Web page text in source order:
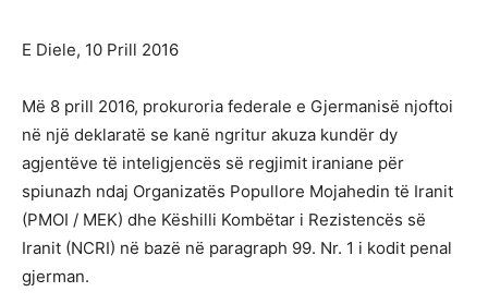
E Diele, 10 Prill 2016
Më 8 prill 2016, prokuroria federale e Gjermanisë njoftoi
në një deklaratë se kanë ngritur akuza kundër dy
agjentëve të inteligjencës së regjimit iraniane për
spiunazh ndaj Organizatës Popullore Mojahedin të Iranit
(PMOI / MEK) dhe Këshilli Kombëtar i Rezistencës së
Iranit (NCRI) në bazë në paragraph 99. Nr. 1 i kodit penal
gjerman.